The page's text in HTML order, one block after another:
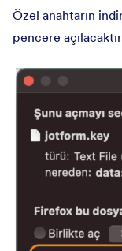
Özel anahtarın
pencere